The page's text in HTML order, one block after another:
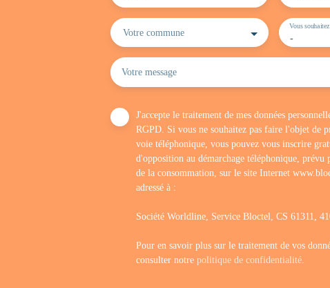
Votre commune -
Vous souhaitez
Votre message
J'accepte le traitement de mes données
RGPD. Si vous ne souhaitez pas faire l'objet de
voie téléphonique, vous pouvez vous inscrire
d'opposition au démarchage téléphonique,
de la consommation, sur le site Internet
adressé à :
Société Worldline, Service Bloctel, CS 61311,
Pour en savoir plus sur le traitement de vos
consulter notre politique de confidentialité